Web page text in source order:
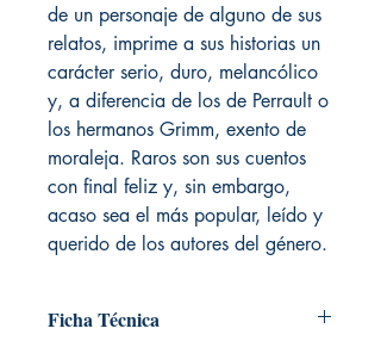
de un personaje de alguno de sus
relatos, imprime a sus historias un
carácter serio, duro, melancólico
y, a diferencia de los de Perrault o
los hermanos Grimm, exento de
moraleja. Raros son sus cuentos
con final feliz y, sin embargo,
acaso sea el más popular, leído y
querido de los autores del género.
Ficha Técnica